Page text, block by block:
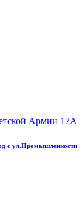
Армии 17А
с ул.Промышленности